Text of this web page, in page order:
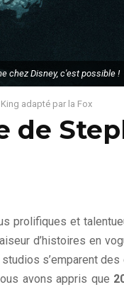
chez Disney, c'est possible !
adapté par la Fox
de
prolifiques et
d’histoires en
s’emparent
avons appris que